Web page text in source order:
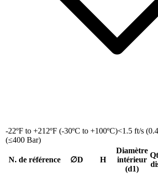
-22ºF to +212ºF (-30ºC to +100ºC)<1.5 ft/s
(≤400 Bar)
N. de référence ∅D H
Diamètre
intérieur
(d1)